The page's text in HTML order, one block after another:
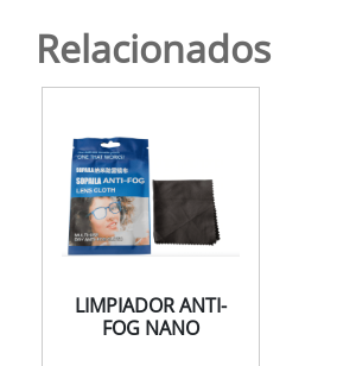
Relacionados
LIMPIADOR ANTI-
FOG NANO